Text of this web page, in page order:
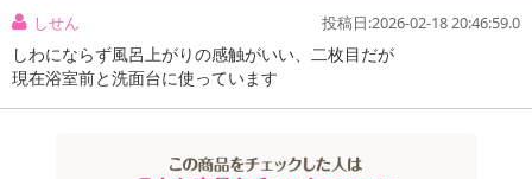
しせん 投稿日:2026-02-18 20:46:59.0
しわにならず風呂上がりの感触がいい、二枚目だが
現在浴室前と洗面台に使っています